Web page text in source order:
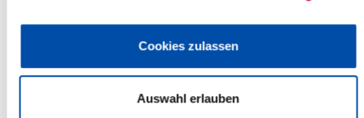
Cookies zulassen
Auswahl erlauben
Die Kreisverwaltung bittet um Ihr Verständnis und bemüht sich
selbstverständlich, die unvermeidlichen Einschränkungen für
Ortskundigen wird empfohlen, die Strecken weiträumig zu